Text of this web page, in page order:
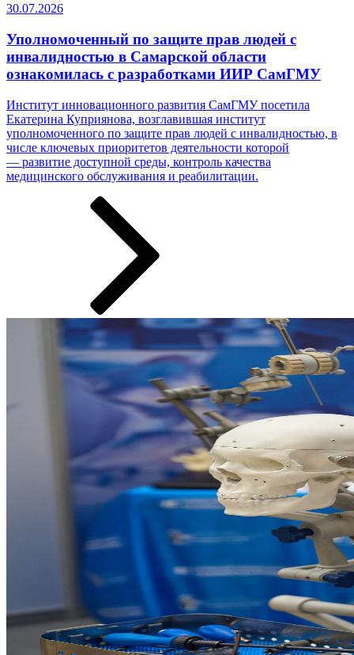
30.07.2026
Уполномоченный по защите прав людей с
инвалидностью в Самарской области
ознакомилась с разработками ИИР СамГМУ
Институт инновационного развития СамГМУ посетила
Екатерина Куприянова, возглавившая институт
уполномоченного по защите прав людей с инвалидностью, в
числе ключевых приоритетов деятельности которой
— развитие доступной среды, контроль качества
медицинского обслуживания и реабилитации.